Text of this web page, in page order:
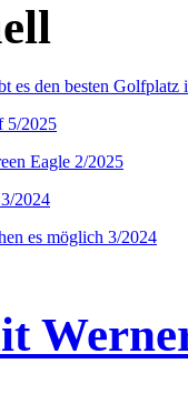
es den besten
5/2025
Eagle 2/2025
2024
es möglich 3/2024